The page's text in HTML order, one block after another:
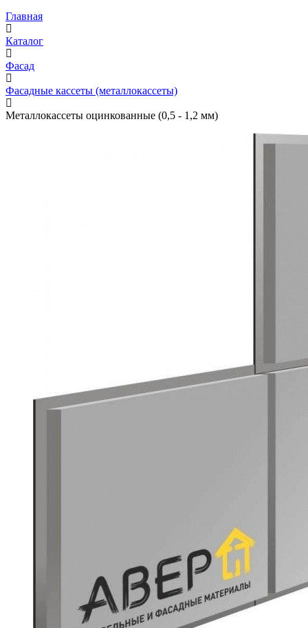
Главная
Каталог
Фасад
Фасадные кассеты (металлокассеты)
Металлокассеты оцинкованные (0,5 - 1,2 мм)